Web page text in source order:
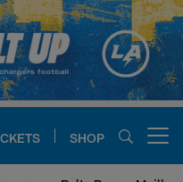
SHOP